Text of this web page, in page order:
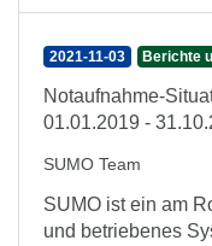
2021-11-03 Berichte
Notaufnahme-
01.01.2019 -
SUMO Team
SUMO ist ein am
und betriebenes